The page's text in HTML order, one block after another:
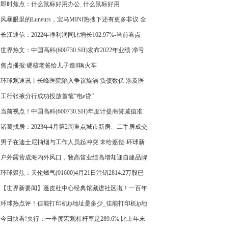
计提坏账准备增加|当前热议
即时焦点：什么鼠标好用办公_什么鼠标好用
风暴眼里的Luneurs，宝马MINI热搜下还有更多非议 全
球观热点
长江通信：2022年净利润同比增长102.97%-当前看点
世界热文：中国高科(600730.SH)发布2022年业绩 净亏
损8651万元 同比由盈转亏
焦点播报:硬核老爸给儿子造8辆火车
环球观速讯丨长峰医院陷入争议旋涡 负债数亿 涉及医
托骗局
工行张掖分行成功投放首笔“电e贷”
当前视点！中国高科(600730.SH)年度计提商誉减值准
备8629万元
诸葛找房：2023年4月第2周重点城市新房、二手房成交
双双回落 杭州新房仍维持33%涨幅
男子在迪士尼抽烟与工作人员起冲突 未给赔偿-环球新
要闻
户外露营成海内外风口，牧高笛业绩高增却迎自建品牌
难题
环球聚焦：天伦燃气(01600)4月21日注销2814.2万股已
回购股份
【世界新要闻】蓬皮杜中心经典馆藏进社区啦！一百年
前的艺术家们都在想什么？
环球热点评！佳能打印机ip地址是多少_佳能打印机ip地
址怎么查
今日快看!央行：一季度宏观杠杆率是289.6% 比上年末